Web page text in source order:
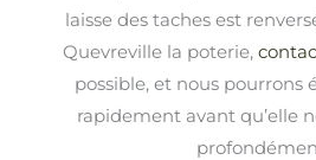
laisse des taches est
Quevreville la poterie,
possible, et nous pourrons
rapidement avant qu’elle